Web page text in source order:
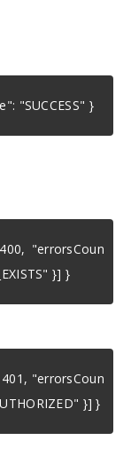
"SUCCESS" }
"errorsCoun
}] }
"errorsCoun
}] }